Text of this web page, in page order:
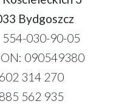
Bydgoszcz
554-030-90-05
090549380
314 270
562 935